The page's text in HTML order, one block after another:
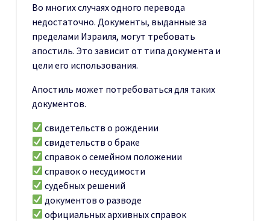
Во многих случаях одного перевода
недостаточно. Документы, выданные за
пределами Израиля, могут требовать
апостиль. Это зависит от типа документа и
цели его использования.
Апостиль может потребоваться для таких
документов.
свидетельств о рождении
свидетельств о браке
справок о семейном положении
справок о несудимости
судебных решений
документов о разводе
официальных архивных справок